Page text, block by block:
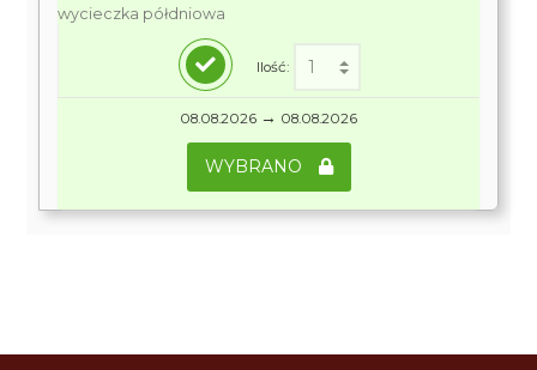
wycieczka półdniowa
Ilość:
08.08.2026 → 08.08.2026
WYBRANO